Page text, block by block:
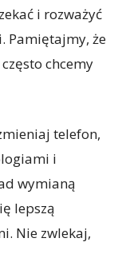
i rozważyć
Pamiętajmy, że
chcemy
telefon,
i
wymianą
lepszą
Nie zwlekaj,